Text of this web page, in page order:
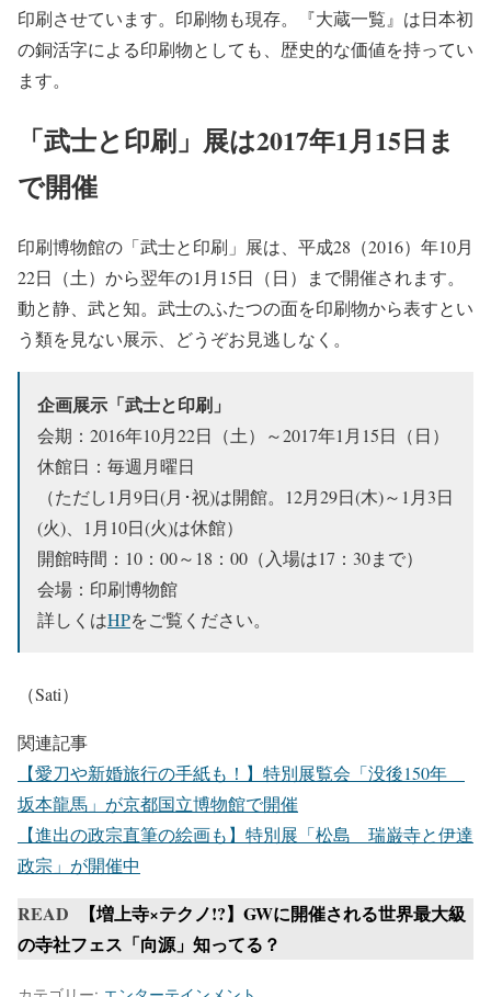
印刷させています。印刷物も現存。『大蔵一覧』は日本初
の銅活字による印刷物としても、歴史的な価値を持ってい
ます。
「武士と印刷」展は2017年1月15日ま
で開催
印刷博物館の「武士と印刷」展は、平成28（2016）年10月
22日（土）から翌年の1月15日（日）まで開催されます。
動と静、武と知。武士のふたつの面を印刷物から表すとい
う類を見ない展示、どうぞお見逃しなく。
企画展示「武士と印刷」
会期：2016年10月22日（土）～2017年1月15日（日）
休館日：毎週月曜日
（ただし1月9日(月･祝)は開館。12月29日(木)～1月3日
(火)、1月10日(火)は休館）
開館時間：10：00～18：00（入場は17：30まで）
会場：印刷博物館
詳しくはHPをご覧ください。
（Sati）
関連記事
【愛刀や新婚旅行の手紙も！】特別展覧会「没後150年
坂本龍馬」が京都国立博物館で開催
【進出の政宗直筆の絵画も】特別展「松島 瑞巌寺と伊達
政宗」が開催中
READ
【増上寺×テクノ!?】GWに開催される世界最大級
の寺社フェス「向源」知ってる？